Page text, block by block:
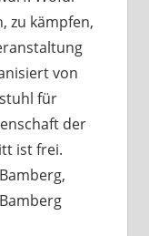
zu kämpfen,
von
für
der
ist frei.